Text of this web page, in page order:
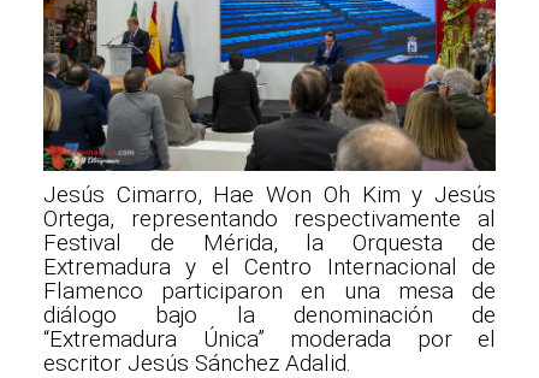
Jesús Cimarro, Hae Won Oh Kim y Jesús
Ortega, representando respectivamente al
Festival de Mérida, la Orquesta de
Extremadura y el Centro Internacional de
Flamenco participaron en una mesa de
diálogo bajo la denominación de
“Extremadura Única” moderada por el
escritor Jesús Sánchez Adalid.